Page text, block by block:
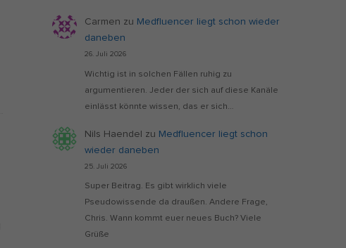
Carmen zu Medfluencer liegt schon wieder
daneben
26. Juli 2026
Wichtig ist in solchen Fällen ruhig zu
argumentieren. Jeder der sich auf diese Kanäle
einlässt könnte wissen, das er sich…
Nils Haendel zu Medfluencer liegt schon
wieder daneben
25. Juli 2026
Super Beitrag. Es gibt wirklich viele
Pseudowissende da draußen. Andere Frage,
Chris. Wann kommt euer neues Buch? Viele
Grüße